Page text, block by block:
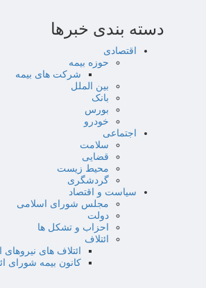
دسته بندی خبرها
اقتصادی
حوزه بیمه
شرکت های بیمه
بین الملل
بانک
بورس
خودرو
اجتماعی
سلامت
قضایی
محیط زیست
گردشگری
سیاست و اقتصاد
مجلس شورای اسلامی
دولت
احزاب و تشکل ها
ائتلاف
ائتلاف های
کانون بیمه شورای